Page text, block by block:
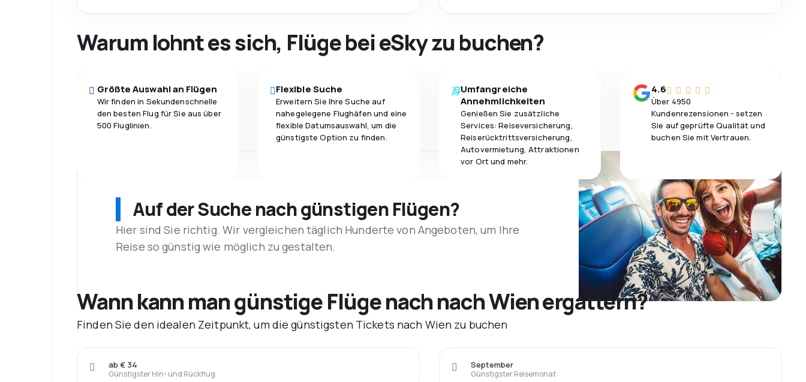
Warum lohnt es sich, Flüge bei eSky zu buchen?
Größte Auswahl an Flügen
Wir finden in Sekundenschnelle
den besten Flug für Sie aus über
500 Fluglinien.
Flexible Suche
Erweitern Sie Ihre Suche auf
nahegelegene Flughäfen und eine
flexible Datumsauswahl, um die
günstigste Option zu finden.
Umfangreiche
Annehmlichkeiten
Genießen Sie zusätzliche
Services: Reiseversicherung,
Reiserücktrittsversicherung,
Autovermietung, Attraktionen
vor Ort und mehr.
4.6
Über 4950
Kundenrezensionen - setzen
Sie auf geprüfte Qualität und
buchen Sie mit Vertrauen.
Auf der Suche nach günstigen Flügen?
Hier sind Sie richtig. Wir vergleichen täglich Hunderte von Angeboten, um Ihre
Reise so günstig wie möglich zu gestalten.
Wann kann man günstige Flüge nach nach Wien ergattern?
Finden Sie den idealen Zeitpunkt, um die günstigsten Tickets nach Wien zu buchen
Günstigster Hin- und Rückflug
ab € 34
Günstigster Reisemonat
September